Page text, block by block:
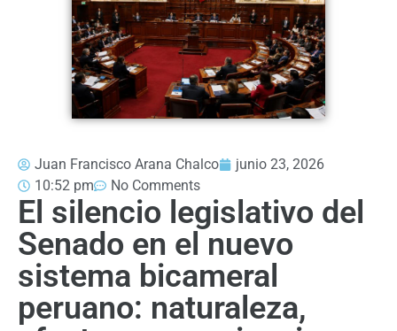
Juan Francisco Arana Chalco
junio 23, 2026
10:52 pm
No Comments
El silencio legislativo del
Senado en el nuevo
sistema bicameral
peruano: naturaleza,